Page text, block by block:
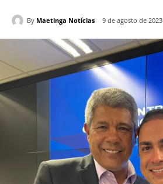
By Maetinga Notícias 9 de agosto de 2023